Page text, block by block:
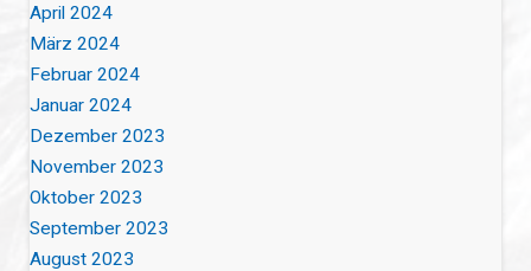
April 2024
März 2024
Februar 2024
Januar 2024
Dezember 2023
November 2023
Oktober 2023
September 2023
August 2023